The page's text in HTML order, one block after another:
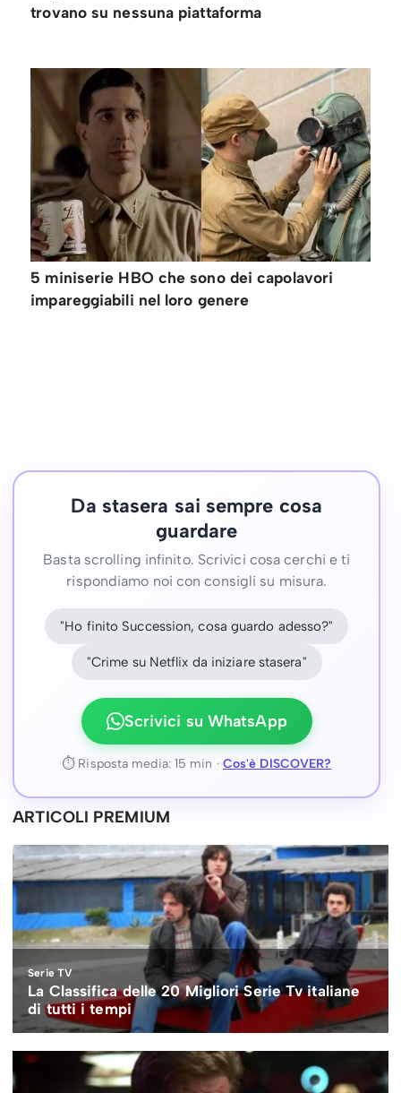
trovano su nessuna piattaforma
5 miniserie HBO che sono dei capolavori
impareggiabili nel loro genere
Da stasera sai sempre cosa
guardare
Basta scrolling infinito. Scrivici cosa cerchi e ti
rispondiamo noi con consigli su misura.
"Ho finito Succession, cosa guardo adesso?"
"Crime su Netflix da iniziare stasera"
Scrivici su WhatsApp
⏱ Risposta media: 15 min · Cos'è DISCOVER?
ARTICOLI PREMIUM